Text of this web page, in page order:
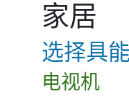
家居
选择具
电视机